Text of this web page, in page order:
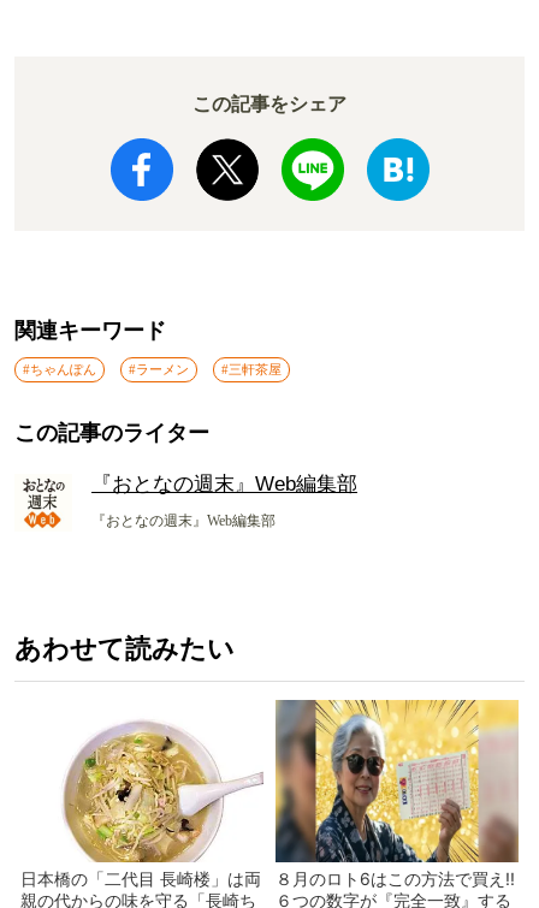
この記事をシェア
関連キーワード
#ちゃんぽん #ラーメン #三軒茶屋
この記事のライター
『おとなの週末』Web編集部
『おとなの週末』Web編集部
あわせて読みたい
日本橋の「二代目 長崎楼」は両
親の代からの味を守る「長崎ち
８月のロト6はこの方法で買え!!
６つの数字が『完全一致』する